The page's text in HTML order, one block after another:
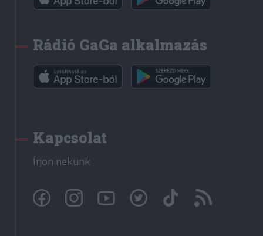
Rádió GaGa alkalmazás
Kapcsolat
Írjon nekünk